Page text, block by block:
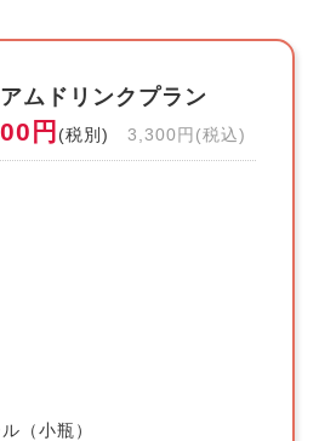
ムドリンクプラン
円 (税別) 3,300円(税込)
（小瓶）